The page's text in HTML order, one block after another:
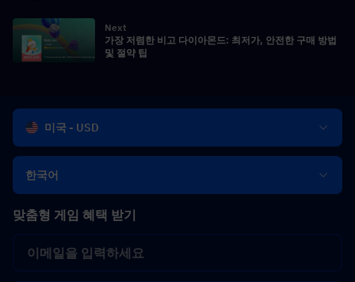
Next
가장 저렴한 비고 다이아몬드: 최저가, 안전한 구매 방법
및 절약 팁
미국 - USD
한국어
맞춤형 게임 혜택 받기